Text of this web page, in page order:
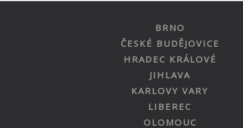
BRNO
ČESKÉ BUDĚJOVICE
HRADEC KRÁLOVÉ
JIHLAVA
KARLOVY VARY
LIBEREC
OLOMOUC